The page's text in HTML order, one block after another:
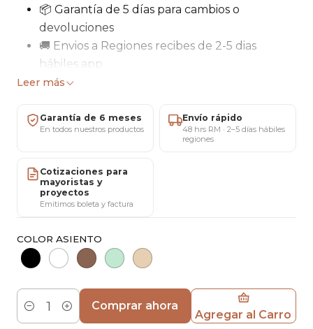
📦 Garantía de 5 días para cambios o
devoluciones
🚚 Envios a Regiones recibes de 2-5 dias
hábiles app
🛠 Garantía total de 6 meses por Maricat
Solicita Tu Factura (al privado)
asiento de ratán combina diseño vintage y
funcionalidad contemporánea. Su estructura de
madera aporta calidez y solidez, mientras que el
respaldo en forma de X y el asiento de ratán
entregan comodidad, resistencia y un carácter
atemporal. Ideales para crear ambientes
espacios residenciales como gastronómicos.
Medidas
Leer más
Garantía de 6 meses
En todos nuestros productos
Envío rápido
48 hrs RM · 2–5 días hábiles
regiones
Cotizaciones para
mayoristas y
proyectos
Emitimos boleta y factura
COLOR ASIENTO
Cantidad Agregar al Carro
Comprar ahora